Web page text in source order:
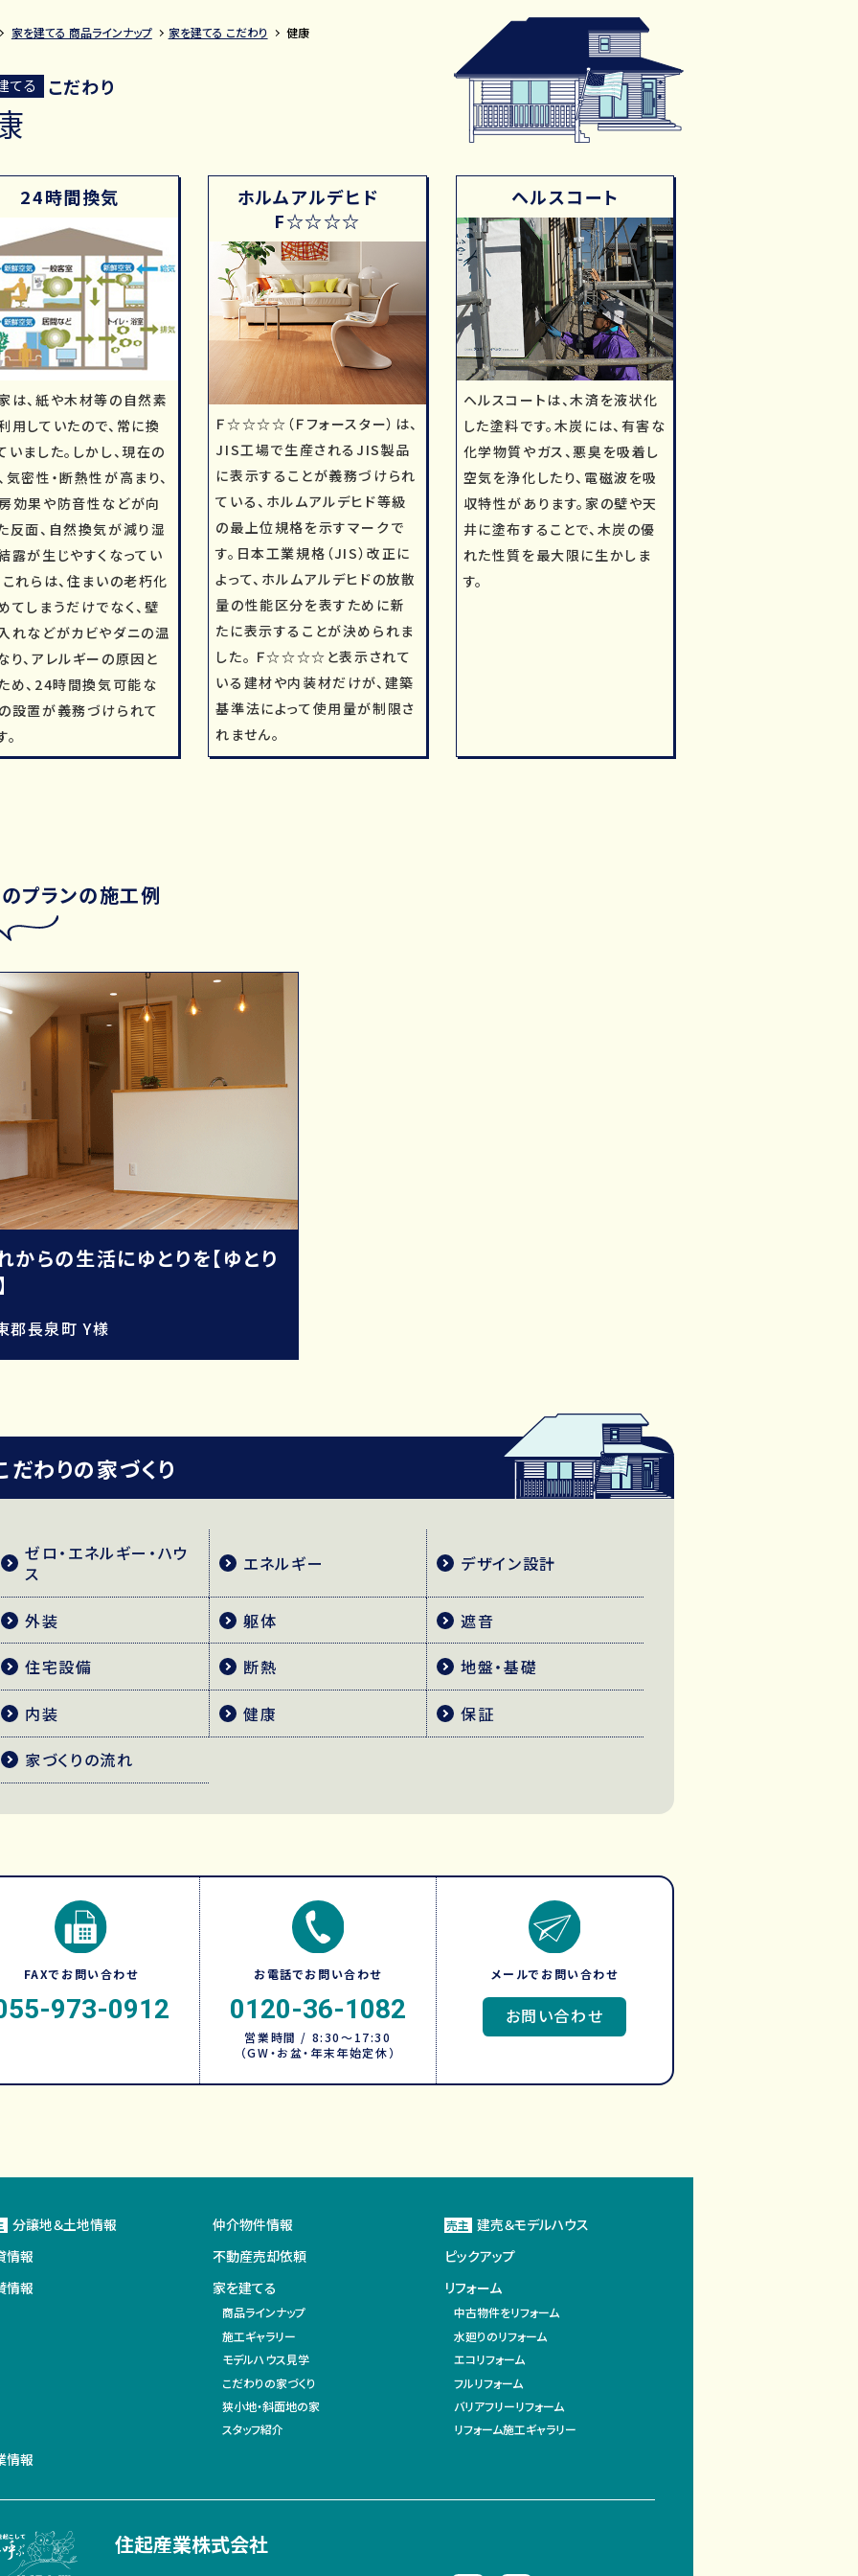
家を建てる 商品ラインナップ 家を建てる こだわり 健康
てる こだわり
24時間換気
は、紙や木材等の自然素
用していたので、常に換
いました。しかし、現在の
気密性・断熱性が高まり、
効果や防音性などが向
反面、自然換気が減り湿
露が生じやすくなってい
これらは、住まいの老朽化
てしまうだけでなく、壁
れなどがカビやダニの温
り、アレルギーの原因と
め、24時間換気可能な
設置が義務づけられて
ホルムアルデヒド
F☆☆☆☆
Ｆ☆☆☆☆（Ｆフォースター）は、
JIS工場で生産されるJIS製品
に表示することが義務づけられ
ている、ホルムアルデヒド等級
の最上位規格を示すマークで
す。日本工業規格（JIS）改正に
よって、ホルムアルデヒドの放散
量の性能区分を表すために新
たに表示することが決められま
した。 Ｆ☆☆☆☆と表示されて
いる建材や内装材だけが、建築
基準法によって使用量が制限さ
れません。
ヘルスコート
ヘルスコートは、木済を液状化
した塗料です。木炭には、有害な
化学物質やガス、悪臭を吸着し
空気を浄化したり、電磁波を吸
収特性があります。家の壁や天
井に塗布することで、木炭の優
れた性質を最大限に生かしま
す。
プランの施工例
からの生活にゆとりを【ゆとり
郡長泉町 Y様
だわりの家づくり
ゼロ・エネルギー・ハウ
ス
エネルギー デザイン設計
外装 躯体 遮音
住宅設備 断熱 地盤・基礎
内装 健康 保証
家づくりの流れ
FAXでお問い合わせ
973-0912
お電話でお問い合わせ
0120-36-1082
営業時間 / 8:30～17:30
（GW・お盆・年末年始定休）
メールでお問い合わせ
お問い合わせ
分譲地＆土地情報 仲介物件情報 売主 建売＆モデルハウス
情報
不動産売却依頼
ピックアップ
情報
家を建てる
商品ラインナップ
施工ギャラリー
モデルハウス見学
こだわりの家づくり
狭小地・斜面地の家
スタッフ紹介
リフォーム
中古物件をリフォーム
水廻りのリフォーム
エコリフォーム
フルリフォーム
バリアフリーリフォーム
リフォーム施工ギャラリー
情報
住起産業株式会社